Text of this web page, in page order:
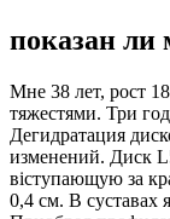
показан ли
Мне 38 лет, рост
тяжестями. Три
Дегидратация
изменений. Диск
віступающую за
0,4 см. В суставах